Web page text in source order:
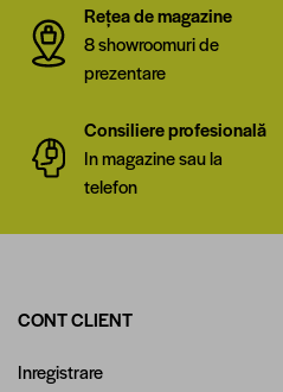
Rețea de magazine
8 showroomuri de
prezentare
Consiliere profesională
In magazine sau la
telefon
CONT CLIENT
Inregistrare